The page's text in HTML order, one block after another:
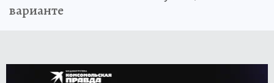
варианте